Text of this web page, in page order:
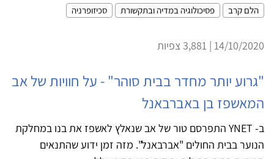
הלם קרב פסיכולוגיה במדיה ובתקשורת סכיזופרניה
14/10/2020 | 3,881 צפיות
"גרוע יותר מחדר בבית סוהר" - על חוויות של אב
המאשפז בן באברבאנל
ב- YNET התפרסם טור של אב שנאלץ לאשפז את בנו במחלקת
הנוער בבית החולים "אברבאנל". מזה זמן ידוע שהתנאים